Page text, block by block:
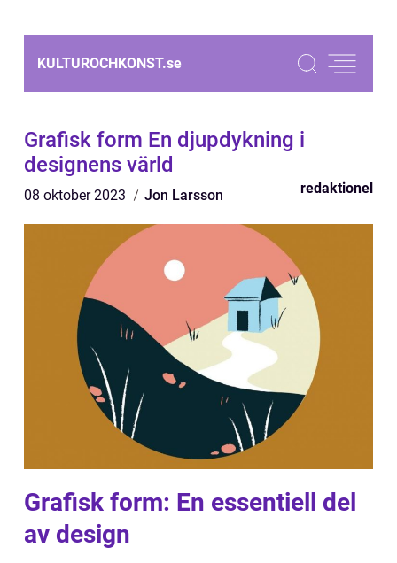
KULTUROCHKONST.se
Grafisk form En djupdykning i
designens värld
08 oktober 2023 Jon Larsson redaktionel
Grafisk form: En essentiell del
av design